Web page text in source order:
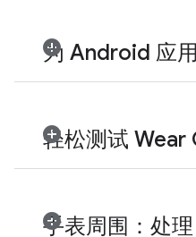
为 Android 应
轻松测试 Wear
手表周围：处